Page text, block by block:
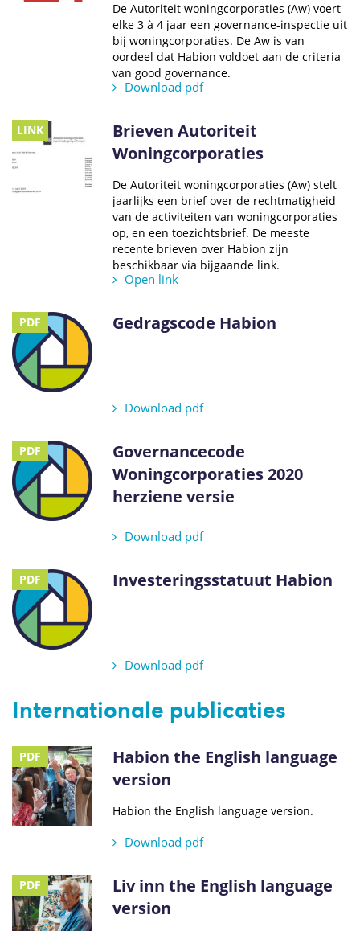
De Autoriteit woningcorporaties (Aw) voert
elke 3 à 4 jaar een governance-inspectie uit
bij woningcorporaties. De Aw is van
oordeel dat Habion voldoet aan de criteria
van good governance.
Download pdf
LINK
Brieven Autoriteit
Woningcorporaties
De Autoriteit woningcorporaties (Aw) stelt
jaarlijks een brief over de rechtmatigheid
van de activiteiten van woningcorporaties
op, en een toezichtsbrief. De meeste
recente brieven over Habion zijn
beschikbaar via bijgaande link.
Open link
PDF Gedragscode Habion
Download pdf
PDF
Governancecode
Woningcorporaties 2020
herziene versie
Download pdf
PDF Investeringsstatuut Habion
Download pdf
Internationale publicaties
PDF
Habion the English language
version
Habion the English language version.
Download pdf
PDF
Liv inn the English language
version